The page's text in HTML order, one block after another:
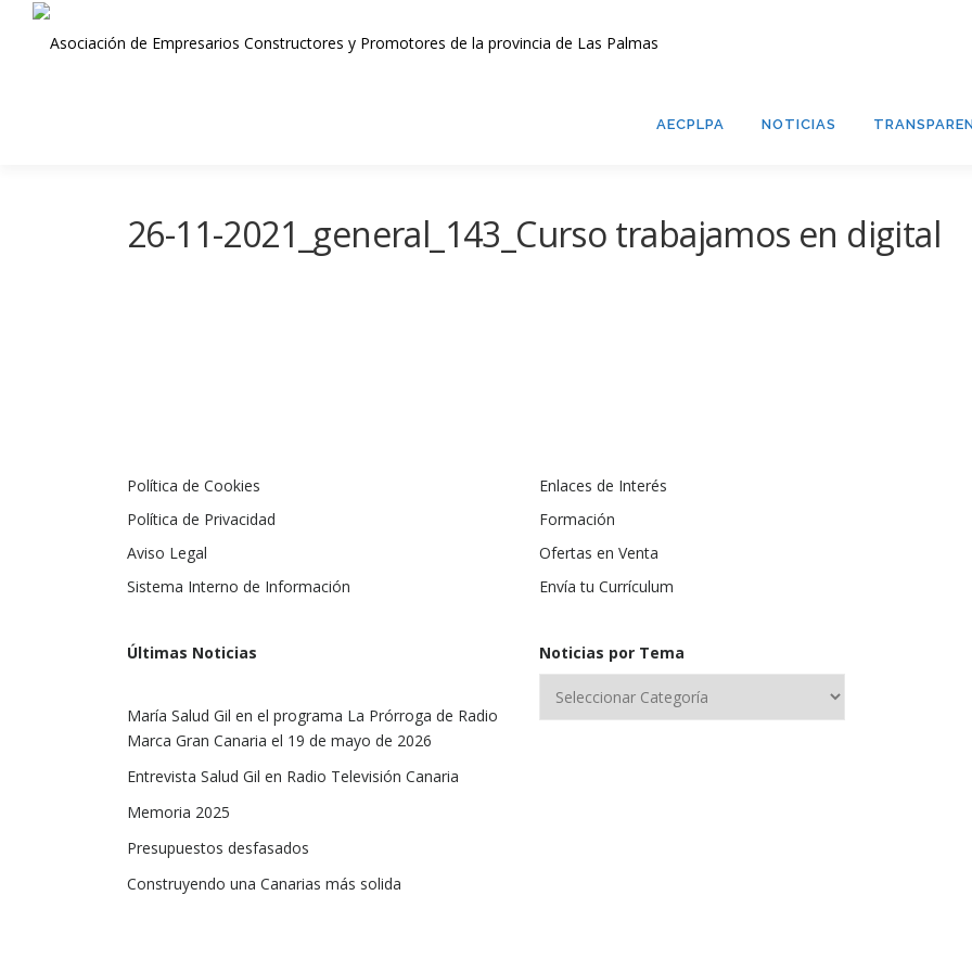
Saltar
AECPLPA NOTICIAS
26-11-2021_general_143_Curso trabajamos en digital
Política de Cookies
Política de Privacidad
Aviso Legal
Sistema Interno de Información
Últimas Noticias
María Salud Gil en el programa La Prórroga de Radio
Marca Gran Canaria el 19 de mayo de 2026
Entrevista Salud Gil en Radio Televisión Canaria
Memoria 2025
Presupuestos desfasados
Construyendo una Canarias más solida
Enlaces de Interés
Formación
Ofertas en Venta
Envía tu Currículum
Noticias por Tema